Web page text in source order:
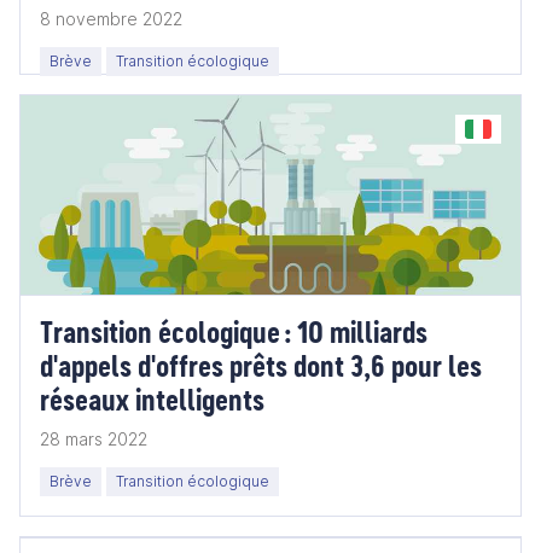
8 novembre 2022
Brève Transition écologique
Transition écologique : 10 milliards
d'appels d'offres prêts dont 3,6 pour les
réseaux intelligents
28 mars 2022
Brève Transition écologique